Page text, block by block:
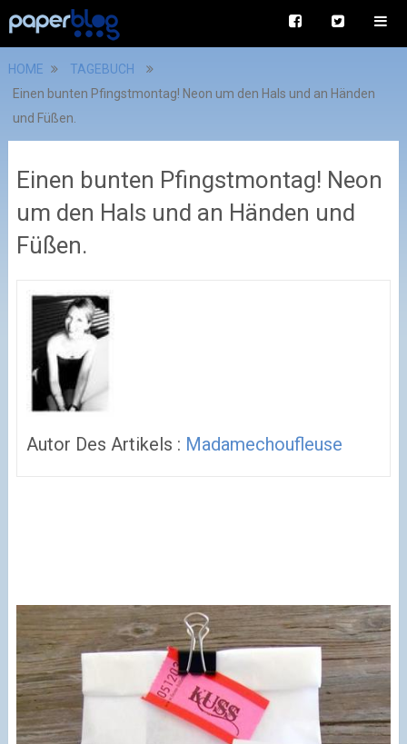
HOME
TAGEBUCH
Einen bunten Pfingstmontag! Neon um den Hals und an Händen
und Füßen.
Einen bunten Pfingstmontag! Neon
um den Hals und an Händen und
Füßen.
Autor Des Artikels : Madamechoufleuse